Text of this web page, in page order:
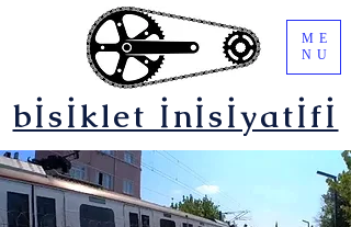
bİsİklet İnİsİyatİfİ
ME
NU